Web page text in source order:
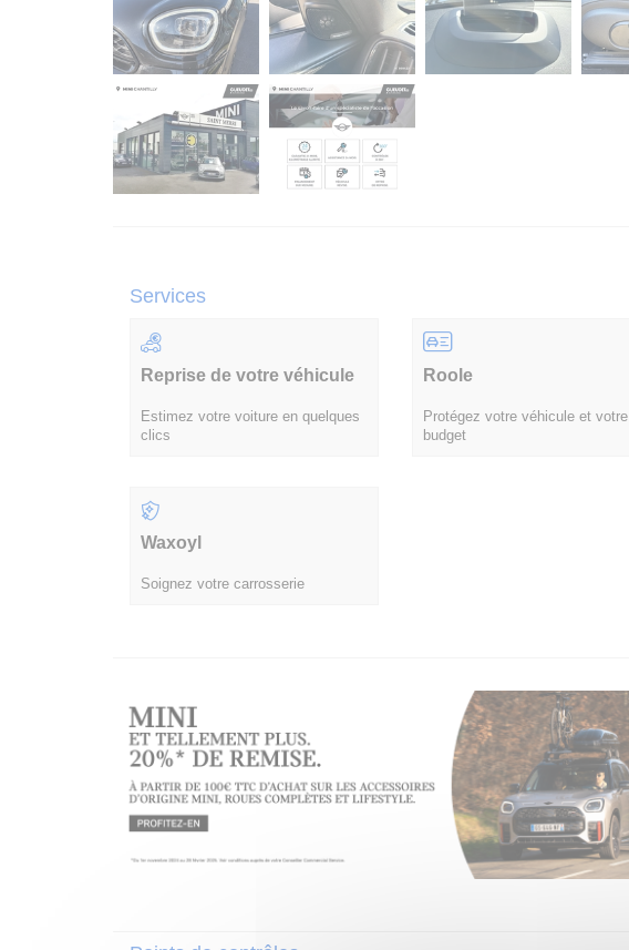
Services
Reprise de votre véhicule
Estimez votre voiture en quelques
clics
Roole
Protégez votre véhicule et votre
budget
Waxoyl
Soignez votre carrosserie